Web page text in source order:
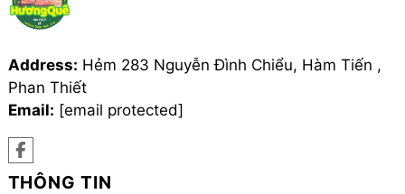
Address: Hẻm 283 Nguyễn Đình Chiểu, Hàm Tiến ,
Phan Thiết
Email: [email protected]
THÔNG TIN